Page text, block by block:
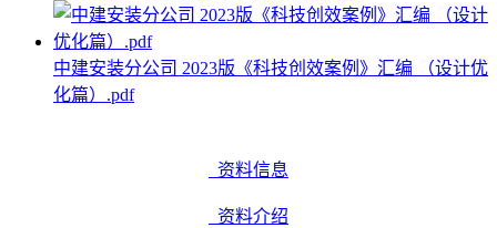
中建安装分公司 2023版《科技创效案例》汇编 （设计优
化篇）.pdf
资料信息
资料介绍